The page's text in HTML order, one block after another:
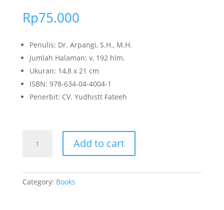
Rp75.000
Penulis: Dr. Arpangi, S.H., M.H.
Jumlah Halaman: v, 192 hlm.
Ukuran: 14,8 x 21 cm
ISBN: 978-634-04-4004-1
Penerbit: CV. Yudhistt Fateeh
Perjanjian
Add to cart
Category: Books